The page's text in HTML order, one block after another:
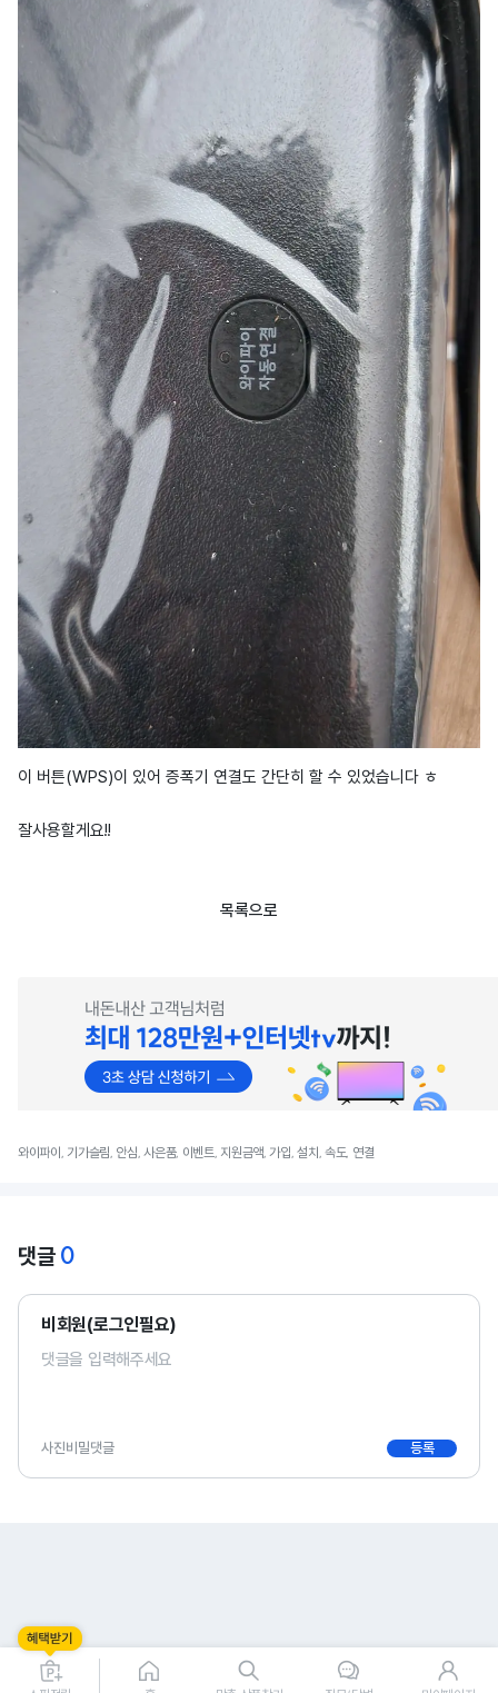
이 버튼(WPS)이 있어 증폭기 연결도 간단히 할 수 있었습니다 ㅎ
잘사용할게요!!
목록으로
와이파이, 기가슬림, 안심, 사은품, 이벤트, 지원금액, 가입, 설치, 속도, 연결
댓글 0
비회원(로그인필요)
사진비밀댓글 등록
0